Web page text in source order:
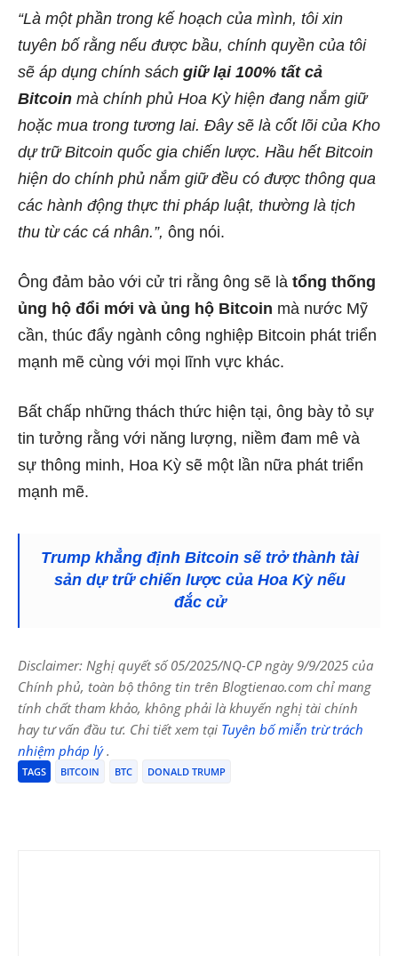
“Là một phần trong kế hoạch của mình, tôi xin
tuyên bố rằng nếu được bầu, chính quyền của tôi
sẽ áp dụng chính sách giữ lại 100% tất cả
Bitcoin mà chính phủ Hoa Kỳ hiện đang nắm giữ
hoặc mua trong tương lai. Đây sẽ là cốt lõi của Kho
dự trữ Bitcoin quốc gia chiến lược. Hầu hết Bitcoin
hiện do chính phủ nắm giữ đều có được thông qua
các hành động thực thi pháp luật, thường là tịch
thu từ các cá nhân.”, ông nói.
Ông đảm bảo với cử tri rằng ông sẽ là tổng thống
ủng hộ đổi mới và ủng hộ Bitcoin mà nước Mỹ
cần, thúc đẩy ngành công nghiệp Bitcoin phát triển
mạnh mẽ cùng với mọi lĩnh vực khác.
Bất chấp những thách thức hiện tại, ông bày tỏ sự
tin tưởng rằng với năng lượng, niềm đam mê và
sự thông minh, Hoa Kỳ sẽ một lần nữa phát triển
mạnh mẽ.
Trump khẳng định Bitcoin sẽ trở thành tài
sản dự trữ chiến lược của Hoa Kỳ nếu
đắc cử
Disclaimer: Nghị quyết số 05/2025/NQ-CP ngày 9/9/2025 của
Chính phủ, toàn bộ thông tin trên Blogtienao.com chỉ mang
tính chất tham khảo, không phải là khuyến nghị tài chính
hay tư vấn đầu tư. Chi tiết xem tại Tuyên bố miễn trừ trách
nhiệm pháp lý.
TAGS BITCOIN BTC DONALD TRUMP